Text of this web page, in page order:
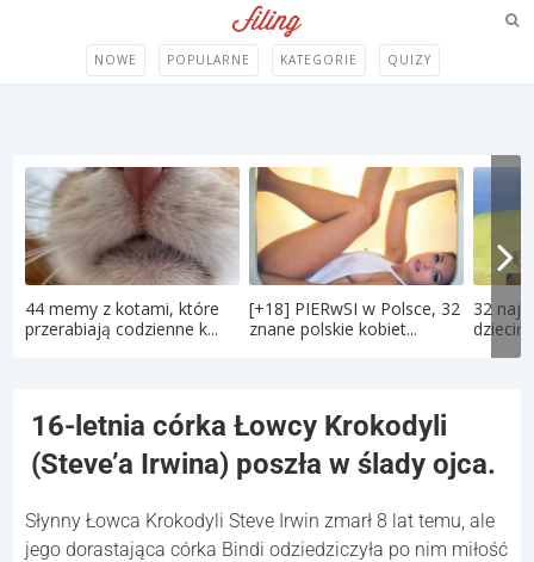
NOWE POPULARNE KATEGORIE QUIZY
44 memy z kotami, które
przerabiają codzienne k...
[+18] PIERwSI w Polsce, 32
znane polskie kobiet...
32
16-letnia córka Łowcy Krokodyli
(Steve’a Irwina) poszła w ślady ojca.
Słynny Łowca Krokodyli Steve Irwin zmarł 8 lat temu, ale
jego dorastająca córka Bindi odziedziczyła po nim miłość